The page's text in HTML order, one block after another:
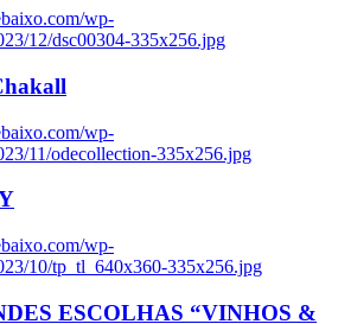
wp-
12/dsc00304-335x256.jpg
wp-
11/odecollection-335x256.jpg
wp-
10/tp_tl_640x360-335x256.jpg
ESCOLHAS “VINHOS &